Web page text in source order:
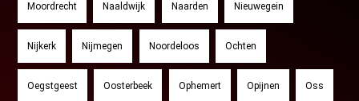
Moordrecht Naaldwijk Naarden Nieuwegein
Nijkerk Nijmegen Noordeloos Ochten
Oegstgeest Oosterbeek Ophemert Opijnen Oss